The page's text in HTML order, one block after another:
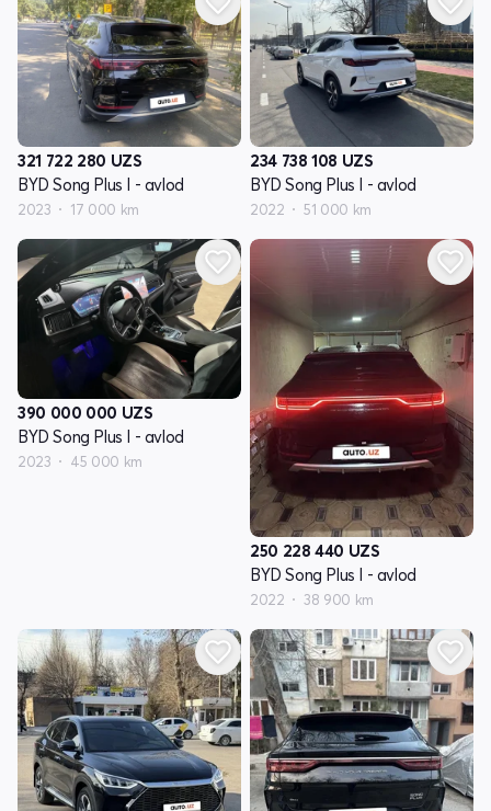
321 722 280 UZS
BYD Song Plus I - avlod
2023 17 000 km
234 738 108 UZS
BYD Song Plus I - avlod
2022 51 000 km
390 000 000 UZS
BYD Song Plus I - avlod
2023 45 000 km
250 228 440 UZS
BYD Song Plus I - avlod
2022 38 900 km